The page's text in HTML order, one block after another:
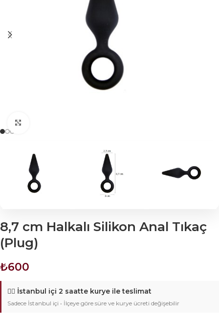
8,7 cm Halkalı Silikon Anal Tıkaç
(Plug)
₺600
🚴‍♂️ İstanbul içi 2 saatte kurye ile teslimat
Sadece İstanbul içi • İlçeye göre süre ve kurye ücreti değişebilir